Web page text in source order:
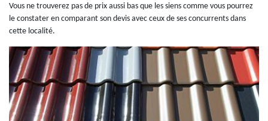
Vous ne trouverez pas de prix aussi bas que les siens comme vous pourrez
le constater en comparant son devis avec ceux de ses concurrents dans
cette localité.